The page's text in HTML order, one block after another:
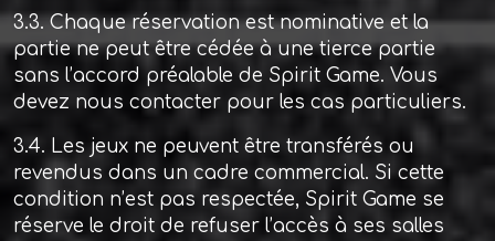
3.3. Chaque réservation est nominative et la
partie ne peut être cédée à une tierce partie
sans l’accord préalable de Spirit Game. Vous
devez nous contacter pour les cas particuliers.
3.4. Les jeux ne peuvent être transférés ou
revendus dans un cadre commercial. Si cette
condition n’est pas respectée, Spirit Game se
réserve le droit de refuser l’accès à ses salles